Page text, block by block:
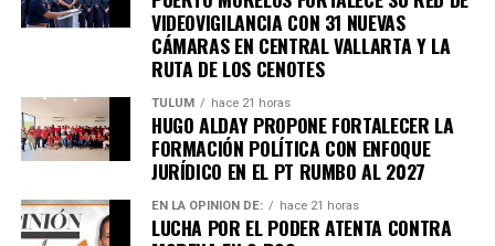
6. Inundaciones dejan más de cien
muertos en el sur de África
Lluvias torrenciales provocaroninundaciones severas
en Mozambique, Sudáfrica y Zimbabue, dejando más de
100 fallecidos y miles de viviendas destruidas. Equipos
de rescate continúan trabajando en zonas incomunicadas.
VIDEOVIGILANCIA CON 31 NUEVAS
CÁMARAS EN CENTRAL VALLARTA Y LA
RUTA DE LOS CENOTES
TULUM hace 21 horas
HUGO ALDAY PROPONE FORTALECER LA
FORMACIÓN POLÍTICA CON ENFOQUE
JURÍDICO EN EL PT RUMBO AL 2027
EN LA OPINIÓN DE: hace 21 horas
LUCHA POR EL PODER ATENTA CONTRA